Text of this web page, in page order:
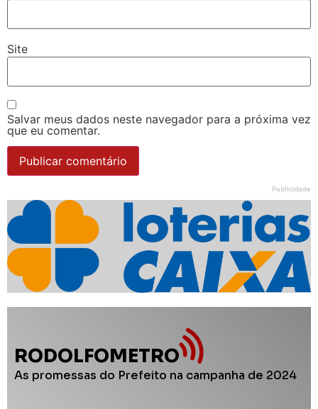
Site
Salvar meus dados neste navegador para a próxima vez
que eu comentar.
Publicidade
RODOLFOMETRO
As promessas do Prefeito na campanha de 2024